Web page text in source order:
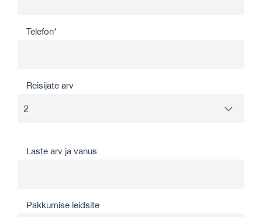
Telefon*
Reisijate arv
Laste arv ja vanus
Pakkumise leidsite